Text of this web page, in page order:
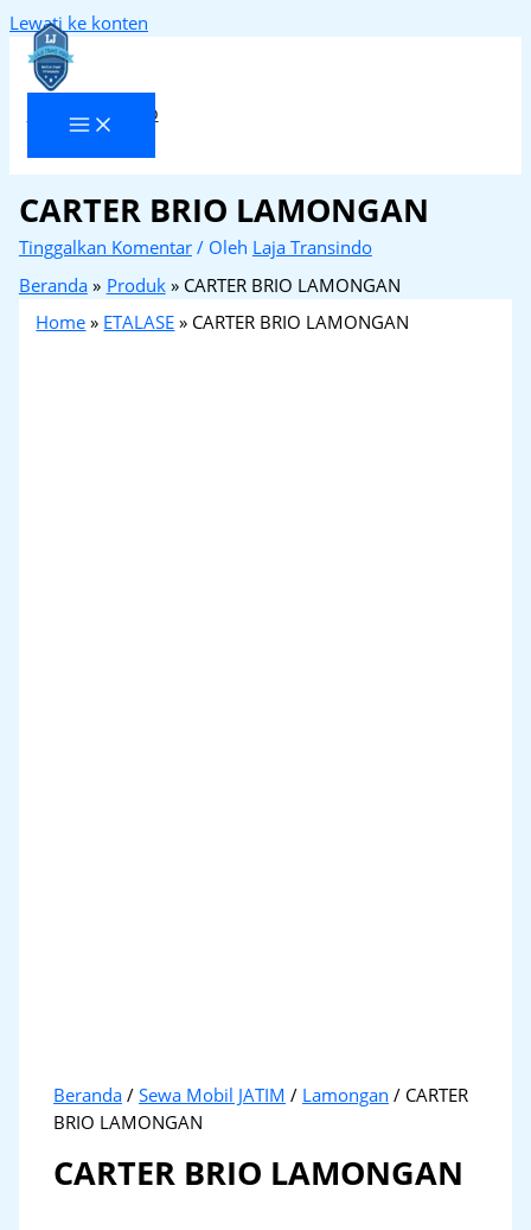
Lewati ke konten
Laja Transindo
CARTER BRIO LAMONGAN
Tinggalkan Komentar / Oleh Laja Transindo
Beranda
Produk
CARTER BRIO LAMONGAN
Home » ETALASE » CARTER BRIO LAMONGAN
Beranda /Sewa Mobil JATIM / Lamongan / CARTER
BRIO LAMONGAN
CARTER BRIO LAMONGAN